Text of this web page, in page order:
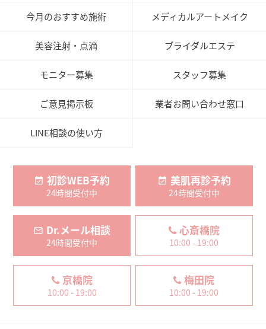
今月のおすすめ施術 メディカルアートメイク
美容注射・点滴 ブライダルエステ
モニター募集 スタッフ募集
ご意見掲示板 業者お問い合わせ窓口
LINE相談の使い方
初診WEB予約
24時間受付中
美肌再診予約
24時間受付中
Dr.メール相談
24時間受付中
心斎橋院
10:00 - 19:00
京橋院
10:00 - 19:00
梅田院
10:00 - 19:00